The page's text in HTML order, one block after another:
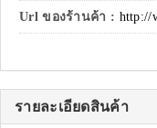
Url ของร้านค้า : http://
รายละเอียดสินค้า